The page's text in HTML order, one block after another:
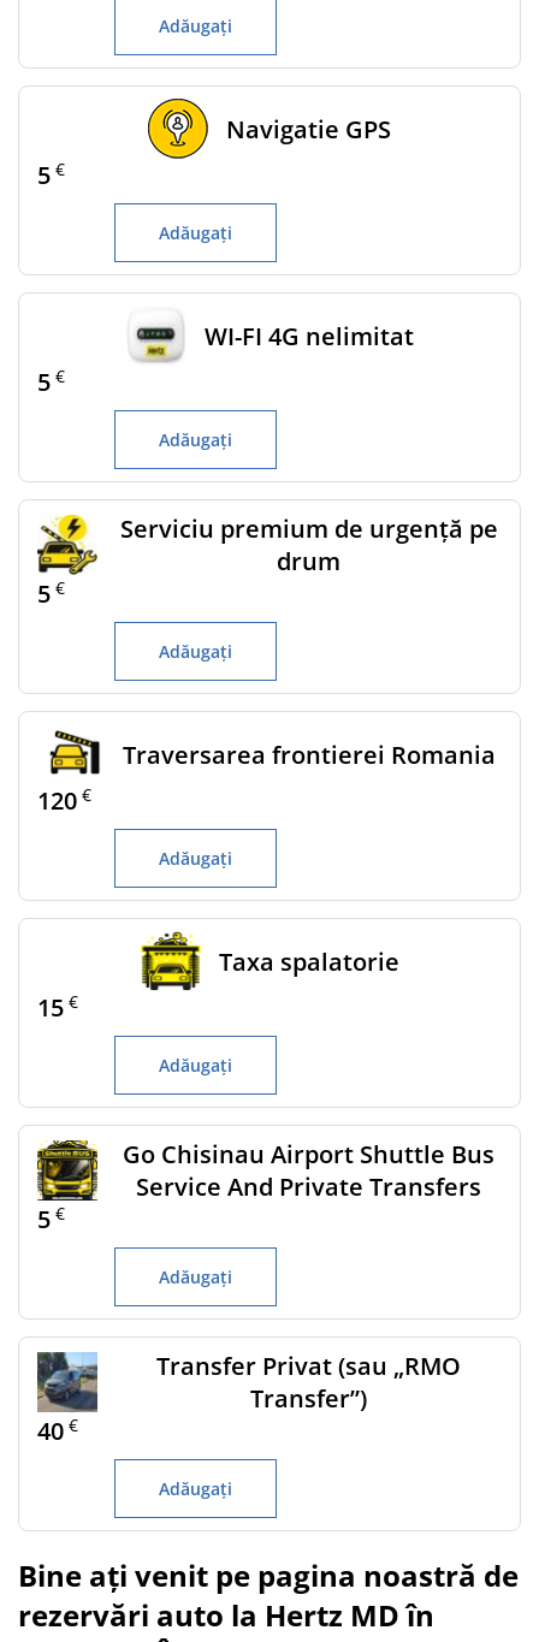
Adăugați
Navigatie GPS
5 €
Adăugați
WI-FI 4G nelimitat
5 €
Adăugați
Serviciu premium de urgență pe
drum
5 €
Adăugați
Traversarea frontierei Romania
120 €
Adăugați
Taxa spalatorie
15 €
Adăugați
Go Chisinau Airport Shuttle Bus
Service And Private Transfers
5 €
Adăugați
Transfer Privat (sau „RMO
Transfer”)
40 €
Adăugați
Bine ați venit pe pagina noastră de
rezervări auto la Hertz MD în